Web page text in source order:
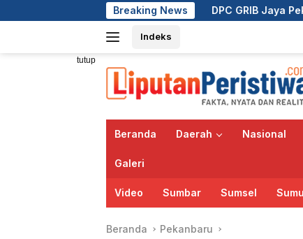
ke
Breaking News
DPC GRIB Jaya Pekanbaru Hadiri
Indeks
tutup
Beranda Daerah Nasional
Galeri
Video Sumbar Sumsel
Beranda Pekanbaru